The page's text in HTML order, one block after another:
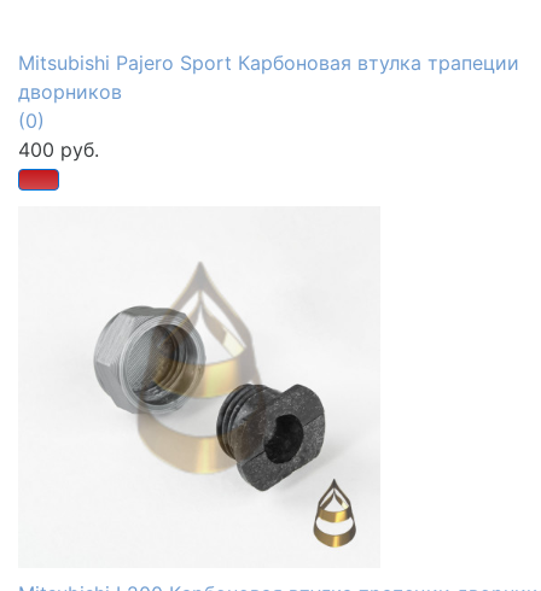
Mitsubishi Pajero Sport Карбоновая втулка трапеции
дворников
(0)
400 руб.